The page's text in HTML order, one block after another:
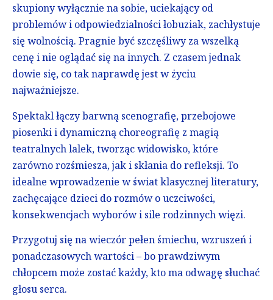
skupiony wyłącznie na sobie, uciekający od
problemów i odpowiedzialności łobuziak, zachłystuje
się wolnością. Pragnie być szczęśliwy za wszelką
cenę i nie oglądać się na innych. Z czasem jednak
dowie się, co tak naprawdę jest w życiu
najważniejsze.
Spektakl łączy barwną scenografię, przebojowe
piosenki i dynamiczną choreografię z magią
teatralnych lalek, tworząc widowisko, które
zarówno rozśmiesza, jak i skłania do refleksji. To
idealne wprowadzenie w świat klasycznej literatury,
zachęcające dzieci do rozmów o uczciwości,
konsekwencjach wyborów i sile rodzinnych więzi.
Przygotuj się na wieczór pełen śmiechu, wzruszeń i
ponadczasowych wartości – bo prawdziwym
chłopcem może zostać każdy, kto ma odwagę słuchać
głosu serca.